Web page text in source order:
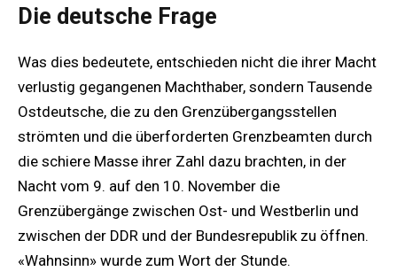
Die deutsche Frage
Was dies bedeutete, entschieden nicht die ihrer Macht
verlustig gegangenen Machthaber, sondern Tausende
Ostdeutsche, die zu den Grenzübergangsstellen
strömten und die überforderten Grenzbeamten durch
die schiere Masse ihrer Zahl dazu brachten, in der
Nacht vom 9. auf den 10. November die
Grenzübergänge zwischen Ost- und Westberlin und
zwischen der DDR und der Bundesrepublik zu öffnen.
«Wahnsinn» wurde zum Wort der Stunde.